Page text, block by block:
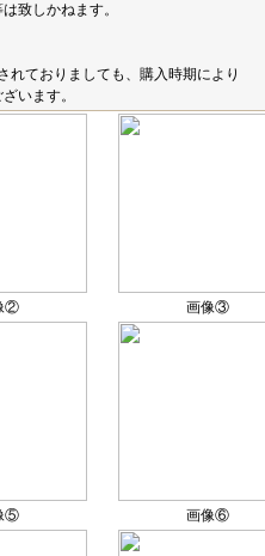
致しかねます。
ておりましても、購入時期により
います。
② 画像③
⑤ 画像⑥